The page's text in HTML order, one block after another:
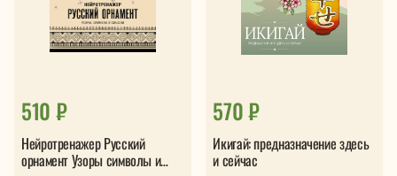
510 ₽
Нейротренажер Русский
орнамент Узоры символы и
570 ₽
Икигай: предназначение здесь
и сейчас